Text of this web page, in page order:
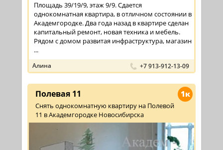
Площадь 39/19/9, этаж 9/9. Сдается
однокомнатная квартира, в отличном состоянии в
Академгородке. Два года назад в квартире сделан
капитальный ремонт, новая техника и мебель.
Рядом с домом развитая инфраструктура, магазин
...
Алина +7 913-912-13-09
1к
Полевая 11
Снять однокомнатную квартиру на Полевой
11 в Академгородке Новосибирска